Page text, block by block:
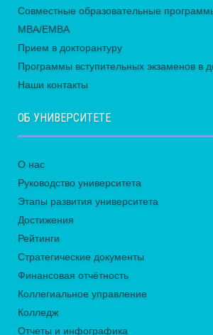
Совместные образовательные
MBA/EMBA
Прием в докторантуру
Программы вступительных экзаменов в
Наши контакты
ОБ УНИВЕРСИТЕТЕ
О нас
Руководство университета
Этапы развития университета
Достижения
Рейтинги
Стратегические документы
Финансовая отчётность
Коллегиальное управление
Колледж
Отчеты и инфографика